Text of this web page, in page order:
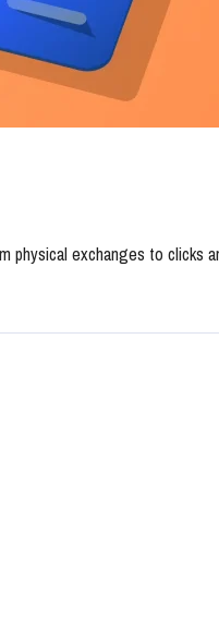
physical exchanges to clicks